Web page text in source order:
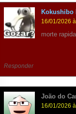
Kokushibo
16/01/2026
morte rapida
Responder
João do
16/01/2026